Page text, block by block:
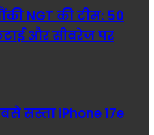
NGT की टीम: 50
और सीवरेज पर
सस्ता iPhone 17e